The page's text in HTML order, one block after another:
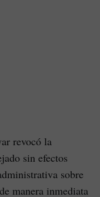
revocó la
sin efectos
sobre
manera inmediata